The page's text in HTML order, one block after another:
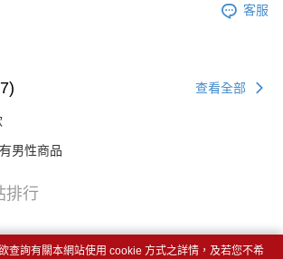
客服
查看全部
男性商品
排行
查詢有關本網站使用 cookie 方式之詳情，及若您不希